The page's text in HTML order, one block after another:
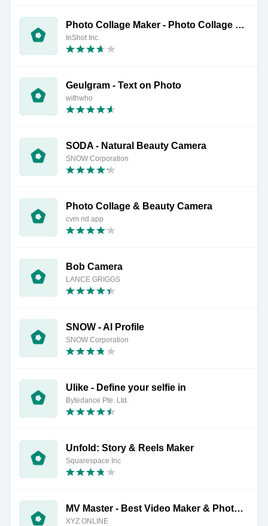
Photo Collage Maker - Photo Collage & Grid
InShot Inc.
Geulgram - Text on Photo
withwho
SODA - Natural Beauty Camera
SNOW Corporation
Photo Collage & Beauty Camera
cvm rid app
Bob Camera
LANCE GRIGGS
SNOW - AI Profile
SNOW Corporation
Ulike - Define your selfie in
Bytedance Pte. Ltd.
Unfold: Story & Reels Maker
Squarespace Inc
MV Master - Best Video Maker & Photo Video Editor
XYZ ONLINE